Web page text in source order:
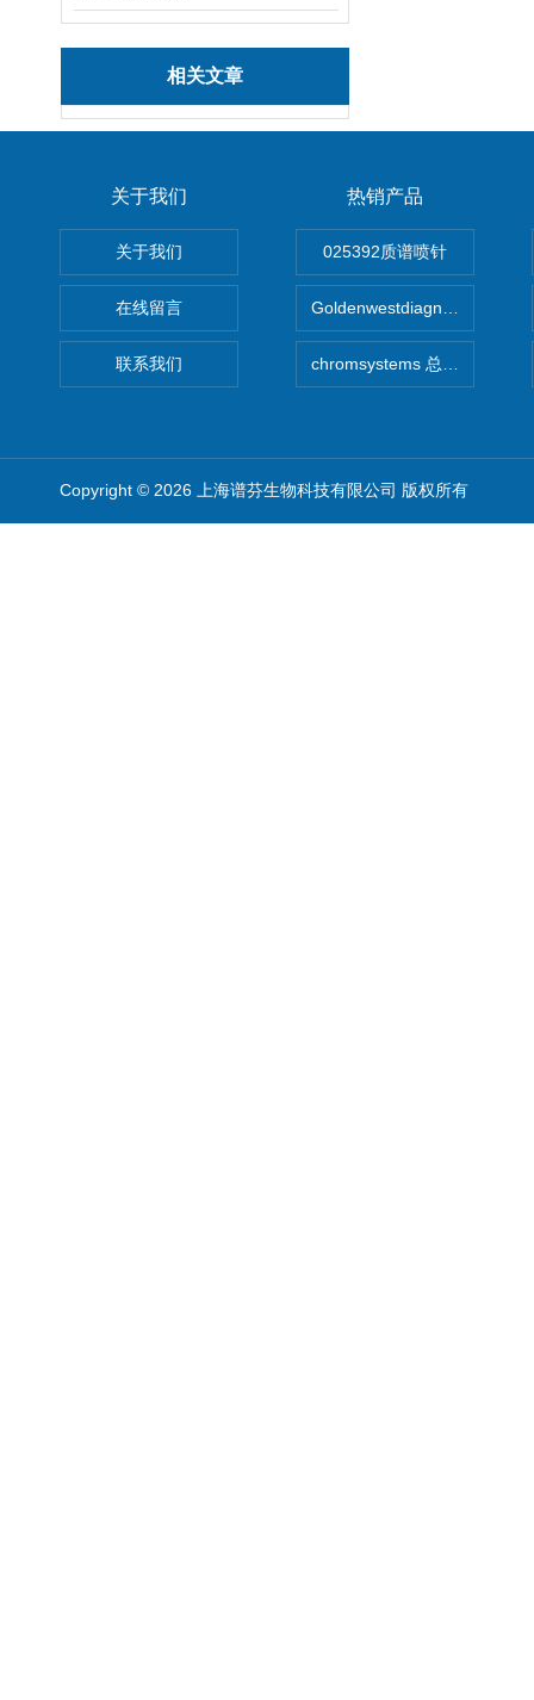
相关文章
关于我们
关于我们
在线留言
联系我们
热销产品
025392质谱喷针
Goldenwestdiagnostics总代
chromsystems 总代理
Copyright © 2026 上海谱芬生物科技有限公司 版权所有